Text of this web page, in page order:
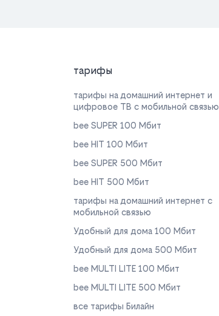
тарифы
тарифы на домашний интернет и
цифровое ТВ с мобильной связью
bee SUPER 100 Мбит
bee HIT 100 Мбит
bee SUPER 500 Мбит
bee HIT 500 Мбит
тарифы на домашний интернет с
мобильной связью
Удобный для дома 100 Мбит
Удобный для дома 500 Мбит
bee MULTI LITE 100 Мбит
bee MULTI LITE 500 Мбит
все тарифы Билайн